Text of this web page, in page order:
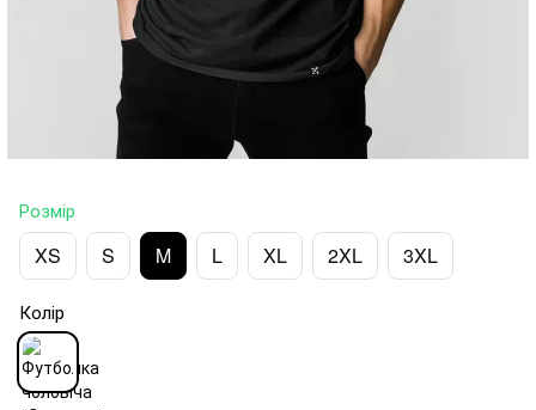
Розмір
XS S M L XL 2XL 3XL
Колір